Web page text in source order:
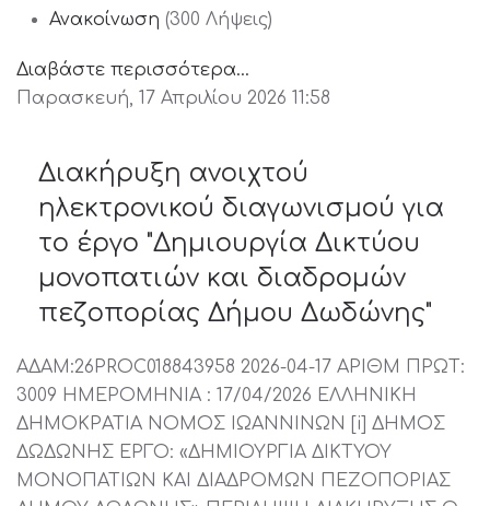
Ανακοίνωση (300 Λήψεις)
Διαβάστε περισσότερα...
Παρασκευή, 17 Απριλίου 2026 11:58
Διακήρυξη ανοιχτού
ηλεκτρονικού διαγωνισμού για
το έργο "Δημιουργία Δικτύου
μονοπατιών και διαδρομών
πεζοπορίας Δήμου Δωδώνης"
ΑΔΑΜ:26PROC018843958 2026-04-17 ΑΡΙΘΜ ΠΡΩΤ:
3009 ΗΜΕΡΟΜΗΝΙΑ : 17/04/2026 ΕΛΛΗΝΙΚΗ
ΔΗΜOΚΡΑΤΙΑ ΝΟΜΟΣ ΙΩΑΝΝΙΝΩΝ [i] ΔΗΜΟΣ
ΔΩΔΩΝΗΣ ΕΡΓΟ: «ΔΗΜΙΟΥΡΓΙΑ ΔΙΚΤΥΟΥ
ΜΟΝΟΠΑΤΙΩΝ ΚΑΙ ΔΙΑΔΡΟΜΩΝ ΠΕΖΟΠΟΡΙΑΣ